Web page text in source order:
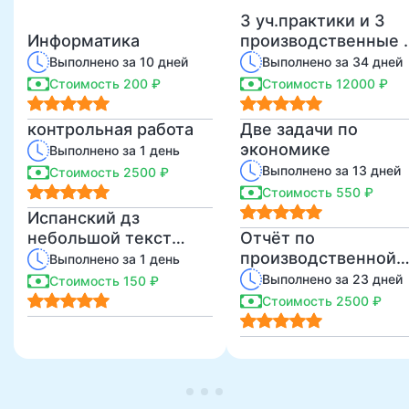
Информатика
Выполнено за 10 дней
Стоимость 200 ₽
контрольная работа
Выполнено за 1 день
Стоимость 2500 ₽
Испанский дз
небольшой текст
простыми словами
Выполнено за 1 день
Стоимость 150 ₽
3 уч.практики и 3
производственные
модулям 1)
«Документирование
хозяйственных
операций и ведение
бухгалтерского
активов
организации». 2)
«Ведение
бухгалтерского
источников
формирования
активов,
работ по
инвентаризации
активов и
финансовых
Выполнено за 34 дней
Стоимость 12000 ₽
Две задачи по
экономике
Выполнено за 13 дней
Стоимость 550 ₽
Отчёт по
производственной
практике
Выполнено за 23 дней
Стоимость 2500 ₽